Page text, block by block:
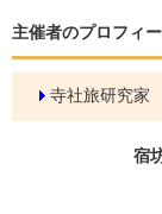
主催者のプロフィ
寺社旅研究家
宿